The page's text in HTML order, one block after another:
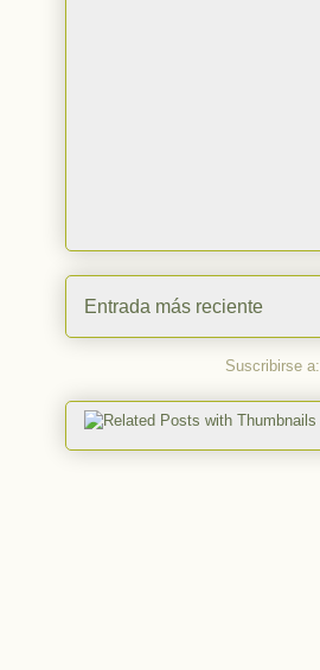
Entrada más reciente
Suscribirse a: